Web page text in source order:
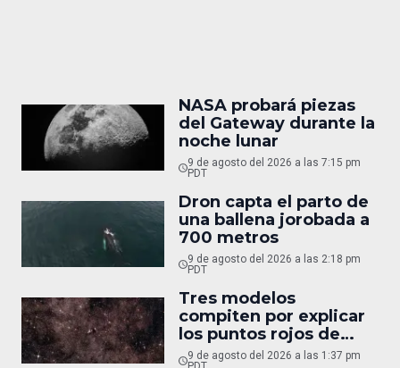
NASA probará piezas
del Gateway durante la
noche lunar
9 de agosto del 2026 a las 7:15 pm
PDT
Dron capta el parto de
una ballena jorobada a
700 metros
9 de agosto del 2026 a las 2:18 pm
PDT
Tres modelos
compiten por explicar
los puntos rojos de
Webb
9 de agosto del 2026 a las 1:37 pm